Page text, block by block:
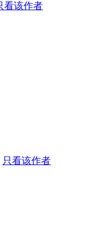
看该作者
只看该作者